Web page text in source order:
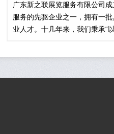
广东新之联展览服务有限公司
服务的先驱企业之一，拥有一
业人才。十几年来，我们秉承“
国国际食品展览会、中国国际